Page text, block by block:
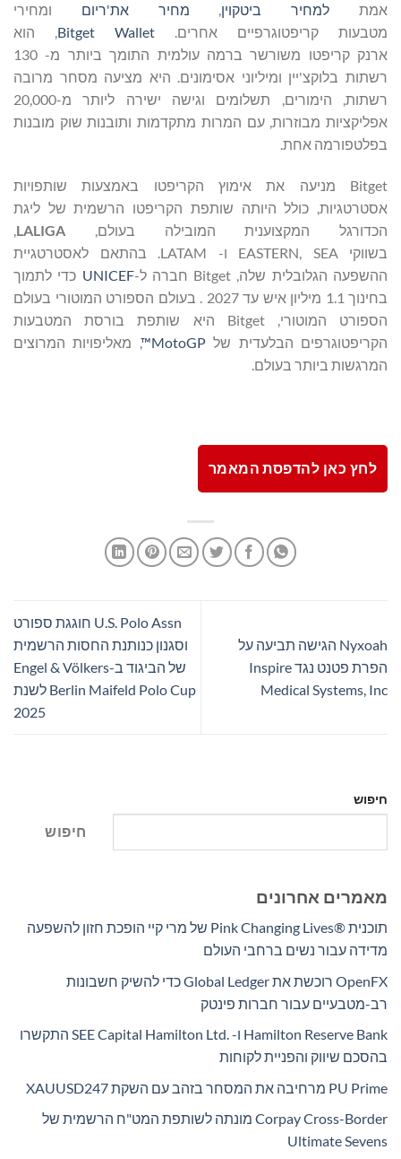
אמת למחיר ביטקוין, מחיר את'ריום ומחירי
מטבעות קריפטוגרפיים אחרים. Bitget Wallet, הוא
ארנק קריפטו משורשר ברמה עולמית התומך ביותר מ- 130
רשתות בלוקצ'יין ומיליוני אסימונים. היא מציעה מסחר מרובה
רשתות, הימורים, תשלומים וגישה ישירה ליותר מ-20,000
אפליקציות מבוזרות, עם המרות מתקדמות ותובנות שוק מובנות
בפלטפורמה אחת.
Bitget מניעה את אימוץ הקריפטו באמצעות שותפויות
אסטרטגיות, כולל היותה שותפת הקריפטו הרשמית של ליגת
הכדורגל המקצוענית המובילה בעולם, LALIGA
,
בשווקי EASTERN, SEA ו- LATAM. בהתאם לאסטרטגיית
ההשפעה הגלובלית שלה, Bitget חברה ל-
UNICEF כדי לתמוך
בחינוך 1.1 מיליון איש עד 2027 . בעולם הספורט המוטורי בעולם
הספורט המוטורי, Bitget היא שותפת בורסת המטבעות
הקריפטוגרפים הבלעדית שלMotoGP™
, מאליפויות המרוצים
המרגשות ביותר בעולם.
לחץ כאן להדפסת המאמר
Nyxoah הגישה תביעה על
הפרת פטנט נגד Inspire
Medical Systems, Inc
U.S. Polo Assn חוגגת ספורט
וסגנון כנותנת החסות הרשמית
של הביגוד ב-Engel & Völkers
Berlin Maifeld Polo Cup לשנת
2025
חיפוש
חיפוש
מאמרים אחרונים
תוכנית Pink Changing Lives®‎ של מרי קיי הופכת חזון להשפעה
מדידה עבור נשים ברחבי העולם
OpenFX רוכשת את Global Ledger כדי להשיק חשבונות
רב-מטבעיים עבור חברות פינטק
Hamilton Reserve Bank ו- SEE Capital Hamilton Ltd.‎ התקשרו
בהסכם שיווק והפניית לקוחות
PU Prime מרחיבה את המסחר בזהב עם השקת XAUUSD247
Corpay Cross-Border מונתה לשותפת המט"ח הרשמית של
Ultimate Sevens